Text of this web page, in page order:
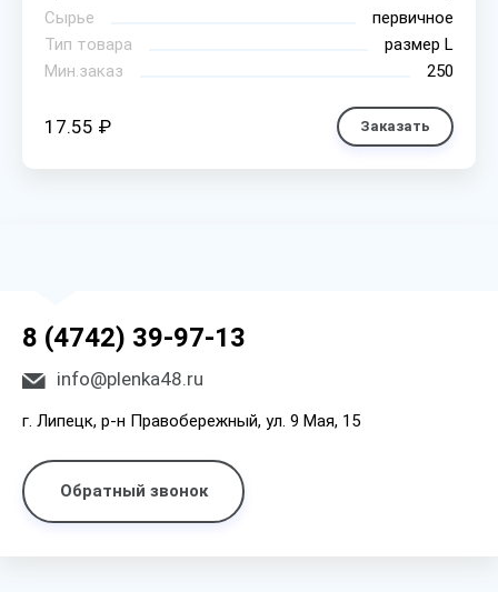
Сырье
первичное
Тип товара
размер L
Мин.заказ
250
17.55 ₽ Заказать
8 (4742) 39-97-13
info@plenka48.ru
г. Липецк, р-н Правобережный, ул. 9 Мая, 15
Обратный звонок